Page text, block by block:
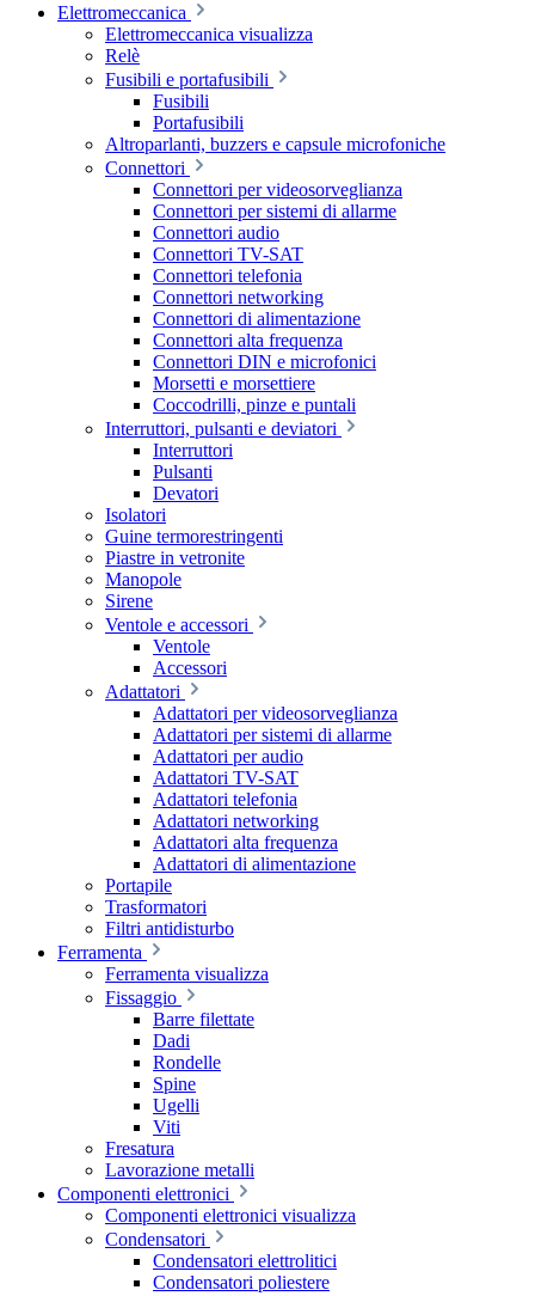
Elettromeccanica
Elettromeccanica visualizza
Relè
Fusibili e portafusibili
Fusibili
Portafusibili
Altroparlanti, buzzers e capsule microfoniche
Connettori
Connettori per videosorveglianza
Connettori per sistemi di allarme
Connettori audio
Connettori TV-SAT
Connettori telefonia
Connettori networking
Connettori di alimentazione
Connettori alta frequenza
Connettori DIN e microfonici
Morsetti e morsettiere
Coccodrilli, pinze e puntali
Interruttori, pulsanti e deviatori
Interruttori
Pulsanti
Devatori
Isolatori
Guine termorestringenti
Piastre in vetronite
Manopole
Sirene
Ventole e accessori
Ventole
Accessori
Adattatori
Adattatori per videosorveglianza
Adattatori per sistemi di allarme
Adattatori per audio
Adattatori TV-SAT
Adattatori telefonia
Adattatori networking
Adattatori alta frequenza
Adattatori di alimentazione
Portapile
Trasformatori
Filtri antidisturbo
Ferramenta
Ferramenta visualizza
Fissaggio
Barre filettate
Dadi
Rondelle
Spine
Ugelli
Viti
Fresatura
Lavorazione metalli
Componenti elettronici
Componenti elettronici visualizza
Condensatori
Condensatori elettrolitici
Condensatori poliestere